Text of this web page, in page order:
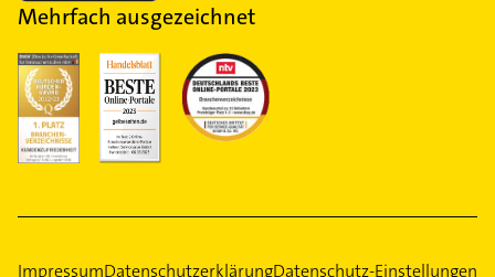
Mehrfach ausgezeichnet
ImpressumDatenschutzerklärungDatenschutz-Einstellungen